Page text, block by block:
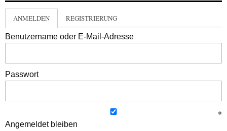
ANMELDEN REGISTRIERUNG
Benutzername oder E-Mail-Adresse
Passwort
Angemeldet bleiben